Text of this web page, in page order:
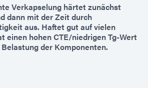
Verkapselung härtet zunächst
dann mit der Zeit durch
aus. Haftet gut auf vielen
einen hohen CTE/niedrigen Tg-Wert
der Komponenten.